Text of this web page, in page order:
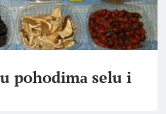
pohodimа selu i